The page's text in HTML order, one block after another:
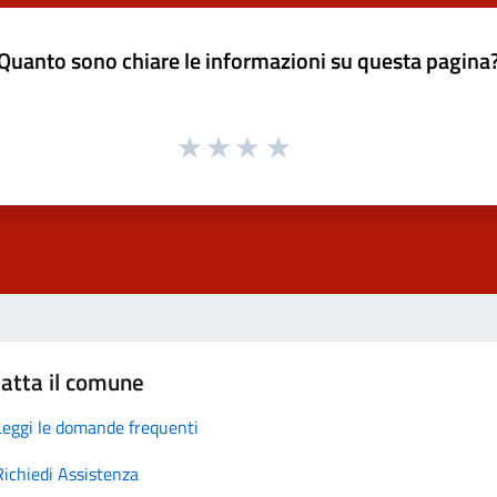
sono chiare le informazioni su questa
il comune
le domande frequenti
Assistenza